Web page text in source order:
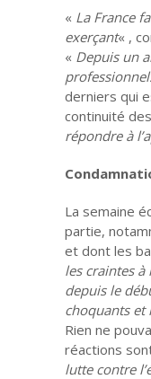
« La France
exerçant« ,
« Depuis un
derniers qui
continuité
répondre à
La semaine
partie,
et dont les
les craintes à
depuis le
choquants et
Rien ne
réactions
lutte contre